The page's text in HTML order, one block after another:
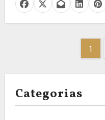
conteúdos
1
Categorias